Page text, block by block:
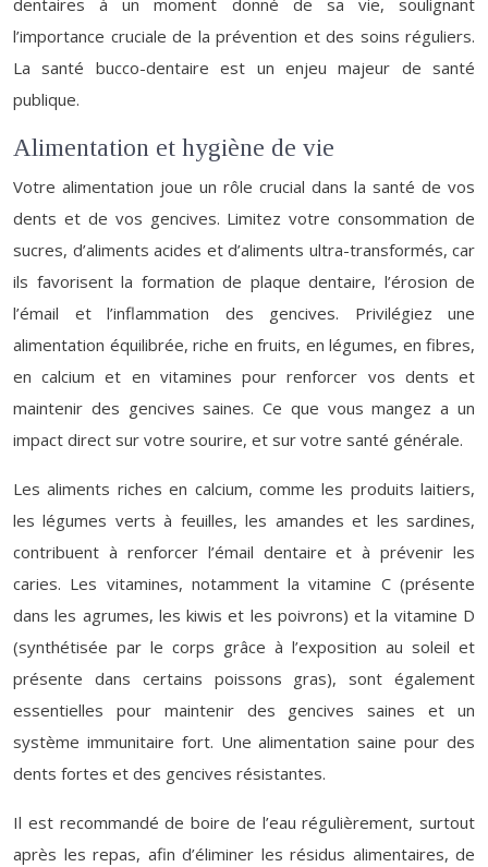
dentaires à un moment donné de sa vie, soulignant
l’importance cruciale de la prévention et des soins réguliers.
La santé bucco-dentaire est un enjeu majeur de santé
publique.
Alimentation et hygiène de vie
Votre alimentation joue un rôle crucial dans la santé de vos
dents et de vos gencives. Limitez votre consommation de
sucres, d’aliments acides et d’aliments ultra-transformés, car
ils favorisent la formation de plaque dentaire, l’érosion de
l’émail et l’inflammation des gencives. Privilégiez une
alimentation équilibrée, riche en fruits, en légumes, en fibres,
en calcium et en vitamines pour renforcer vos dents et
maintenir des gencives saines. Ce que vous mangez a un
impact direct sur votre sourire, et sur votre santé générale.
Les aliments riches en calcium, comme les produits laitiers,
les légumes verts à feuilles, les amandes et les sardines,
contribuent à renforcer l’émail dentaire et à prévenir les
caries. Les vitamines, notamment la vitamine C (présente
dans les agrumes, les kiwis et les poivrons) et la vitamine D
(synthétisée par le corps grâce à l’exposition au soleil et
présente dans certains poissons gras), sont également
essentielles pour maintenir des gencives saines et un
système immunitaire fort. Une alimentation saine pour des
dents fortes et des gencives résistantes.
Il est recommandé de boire de l’eau régulièrement, surtout
après les repas, afin d’éliminer les résidus alimentaires, de